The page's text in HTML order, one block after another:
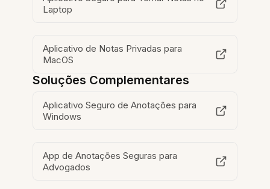
Laptop
Aplicativo de Notas Privadas para
MacOS
Soluções Complementares
Aplicativo Seguro de Anotações para
Windows
App de Anotações Seguras para
Advogados